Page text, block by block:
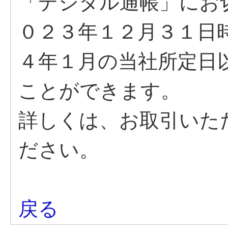
０２３年１２月３１
４年１月の当社所定
ことができます。
詳しくは、お取引い
ださい。
戻る